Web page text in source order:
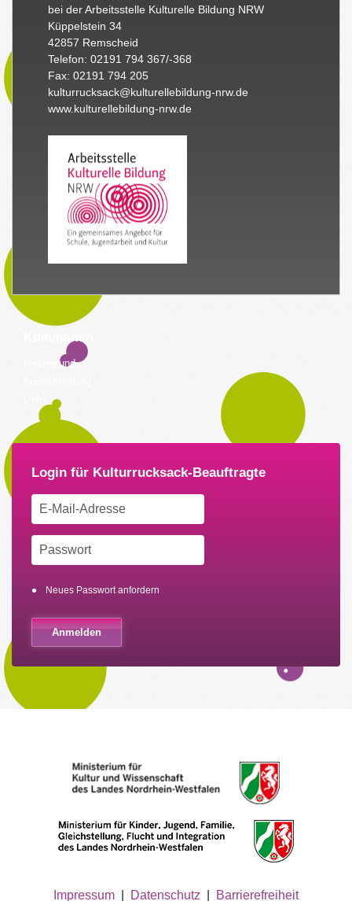
bei der Arbeitsstelle Kulturelle Bildung NRW
Küppelstein 34
42857 Remscheid
Telefon: 02191 794 367/-368
Fax: 02191 794 205
kulturrucksack@kulturellebildung-nrw.de
www.kulturellebildung-nrw.de
Hintergrund
Neues Passwort anfordern
Impressum Datenschutz Barrierefreiheit